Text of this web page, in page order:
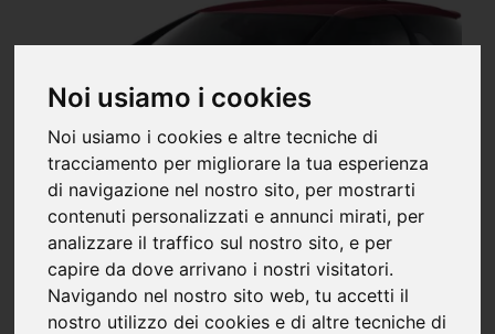
Noi usiamo i cookies
Noi usiamo i cookies e altre tecniche di
tracciamento per migliorare la tua esperienza
di navigazione nel nostro sito, per mostrarti
contenuti personalizzati e annunci mirati, per
analizzare il traffico sul nostro sito, e per
capire da dove arrivano i nostri visitatori.
Navigando nel nostro sito web, tu accetti il
nostro utilizzo dei cookies e di altre tecniche di